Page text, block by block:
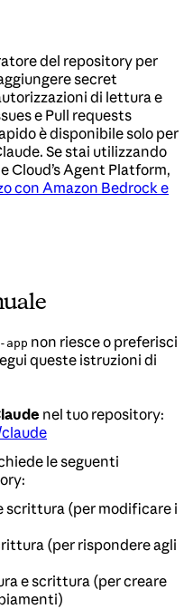
del repository per
secret
di lettura e
e Pull requests
è disponibile solo per
Se stai utilizzando
Cloud’s Agent Platform,
con Amazon Bedrock e
non riesce o preferisci
queste istruzioni di
nel tuo repository:
le seguenti
scrittura (per modificare i
(per rispondere agli
e scrittura (per creare